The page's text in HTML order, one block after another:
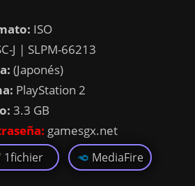
ISO
J | SLPM-66213
(Japonés)
PlayStation 2
3.3 GB
gamesgx.net
1fichier MediaFire